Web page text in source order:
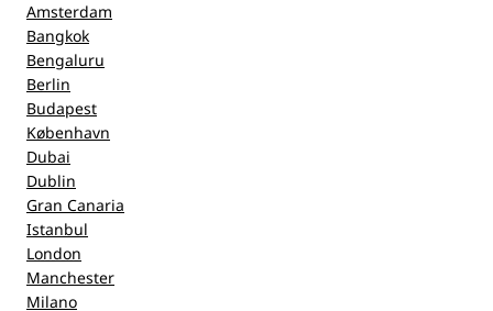
Amsterdam
Bangkok
Bengaluru
Berlin
Budapest
København
Dubai
Dublin
Gran Canaria
Istanbul
London
Manchester
Milano